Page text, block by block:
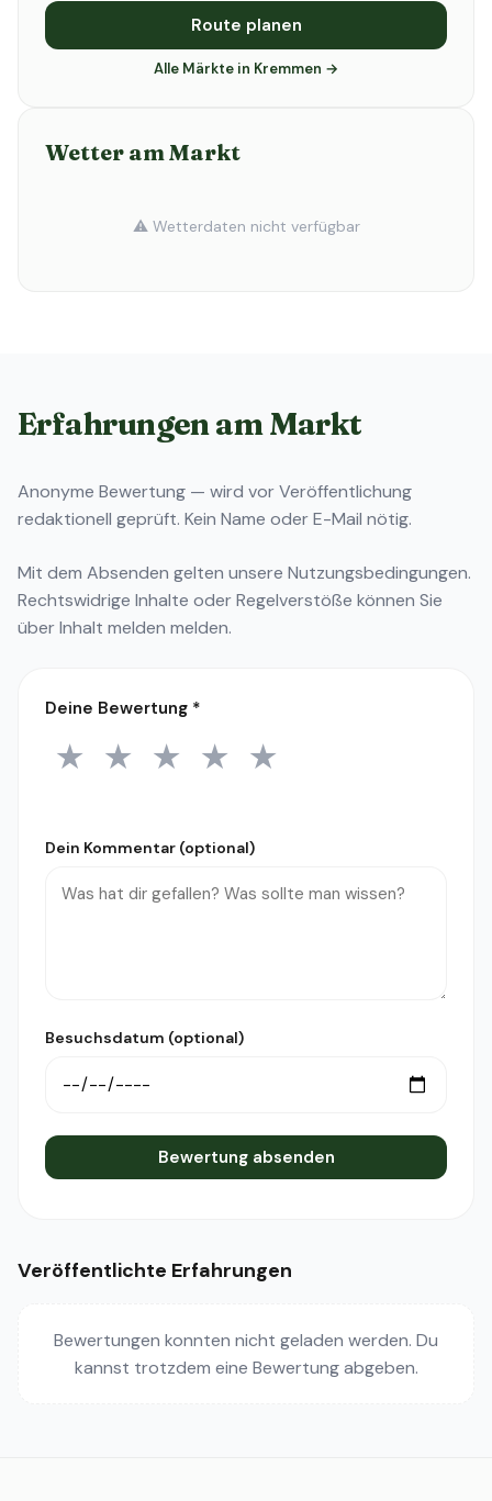
Route planen
Alle Märkte in Kremmen →
Wetter am Markt
⚠️ Wetterdaten nicht verfügbar
Erfahrungen am Markt
Anonyme Bewertung — wird vor Veröffentlichung
redaktionell geprüft. Kein Name oder E-Mail nötig.
Mit dem Absenden gelten unsere Nutzungsbedingungen.
Rechtswidrige Inhalte oder Regelverstöße können Sie
überInhalt melden melden.
Deine Bewertung *
1 Stern
★ 2 Sterne
★ 3 Sterne
★ 4 Sterne
★ 5 Sterne
★
Dein Kommentar (optional)
Besuchsdatum (optional)
Bewertung absenden
Veröffentlichte Erfahrungen
Bewertungen konnten nicht geladen werden. Du
kannst trotzdem eine Bewertung abgeben.